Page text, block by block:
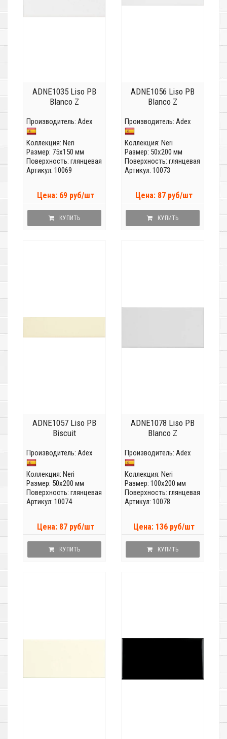
ADNE1035 Liso PB
Blanco Z
Производитель: Adex
Коллекция: Neri
Размер: 75x150 мм
Поверхность: глянцевая
Артикул: 10069
Цена: 69 руб/шт
КУПИТЬ
ADNE1056 Liso PB
Blanco Z
Производитель: Adex
Коллекция: Neri
Размер: 50x200 мм
Поверхность: глянцевая
Артикул: 10073
Цена: 87 руб/шт
КУПИТЬ
ADNE1057 Liso PB
Biscuit
Производитель: Adex
Коллекция: Neri
Размер: 50x200 мм
Поверхность: глянцевая
Артикул: 10074
Цена: 87 руб/шт
КУПИТЬ
ADNE1078 Liso PB
Blanco Z
Производитель: Adex
Коллекция: Neri
Размер: 100x200 мм
Поверхность: глянцевая
Артикул: 10078
Цена: 136 руб/шт
КУПИТЬ